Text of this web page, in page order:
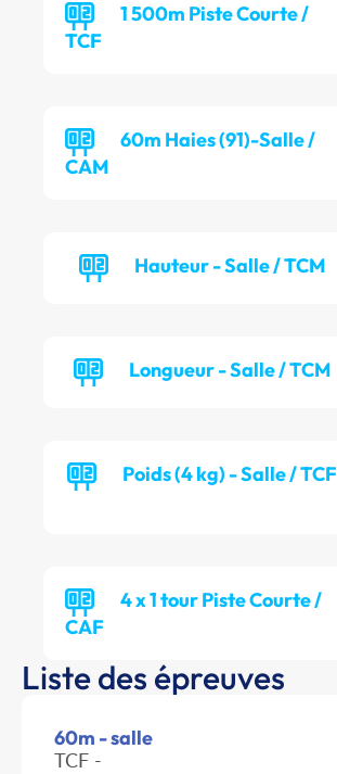
1 500m Piste Courte /
TCF
60m Haies (91)-Salle /
CAM
Hauteur - Salle / TCM
Longueur - Salle / TCM
Poids (4 kg) - Salle / TCF
4 x 1 tour Piste Courte /
CAF
Liste des épreuves
60m - salle
TCF -